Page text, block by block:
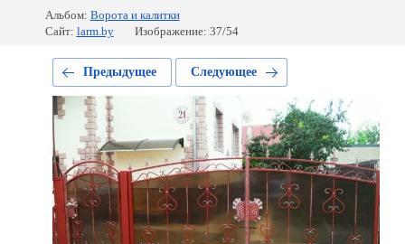
Альбом: Ворота и калитки
Сайт: larm.by Изображение: 37/54
Предыдущее Следующее